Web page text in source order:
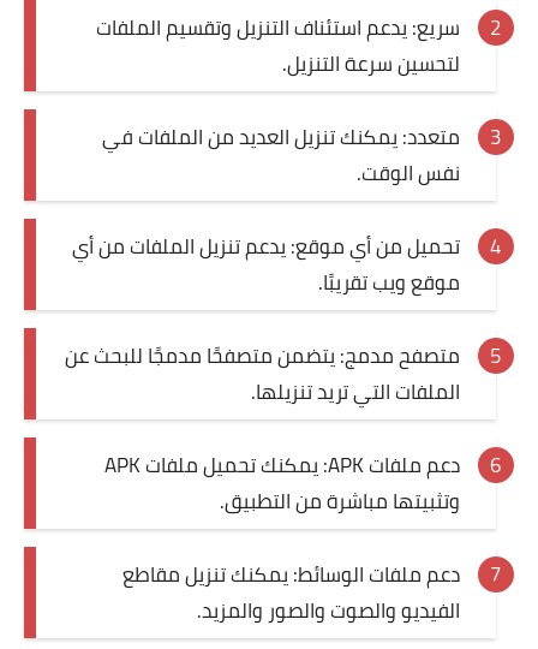
سريع: يدعم استئناف التنزيل وتقسيم الملفات
لتحسين سرعة التنزيل.
متعدد: يمكنك تنزيل العديد من الملفات في
نفس الوقت.
تحميل من أي موقع: يدعم تنزيل الملفات من أي
موقع ويب تقريبًا.
متصفح مدمج: يتضمن متصفحًا مدمجًا للبحث عن
الملفات التي تريد تنزيلها.
دعم ملفات APK: يمكنك تحميل ملفات APK
وتثبيتها مباشرة من التطبيق.
دعم ملفات الوسائط: يمكنك تنزيل مقاطع
الفيديو والصوت والصور والمزيد.